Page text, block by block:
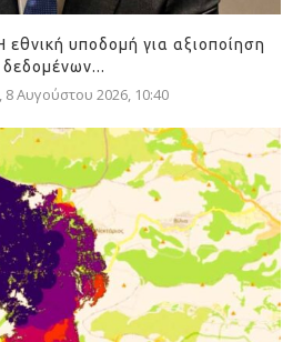
υποδομή για αξιοποίηση
δεδομένων...
Αυγούστου 2026, 10:40